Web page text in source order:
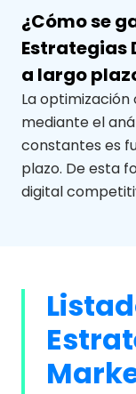
¿Cómo se
Estrategias
a largo
La
mediante el
constantes es
plazo. De esta
digital